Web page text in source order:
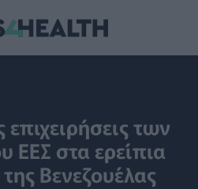
επιχειρήσεις των
ΕΕΣ στα ερείπια
Βενεζουέλας